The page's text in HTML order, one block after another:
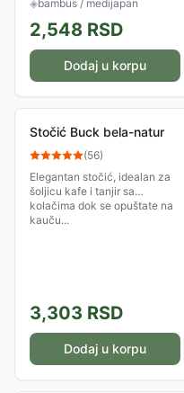
◈bambus / medijapan
2,548 RSD
Dodaj u korpu
Stočić Buck bela-natur
(56)
Elegantan stočić, idealan za
šoljicu kafe i tanjir sa
kolačima dok se opuštate na
kauču...
3,303 RSD
Dodaj u korpu